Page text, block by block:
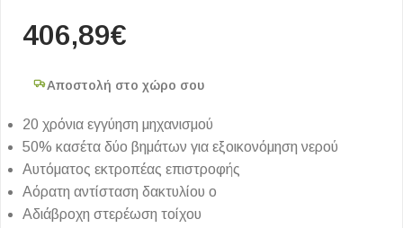
406,89€
Αποστολή στο χώρο σου
20 χρόνια εγγύηση μηχανισμού
50% κασέτα δύο βημάτων για εξοικονόμηση νερού
Αυτόματος εκτροπέας επιστροφής
Αόρατη αντίσταση δακτυλίου ο
Αδιάβροχη στερέωση τοίχου